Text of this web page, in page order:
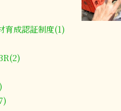
育成認証制度(1)